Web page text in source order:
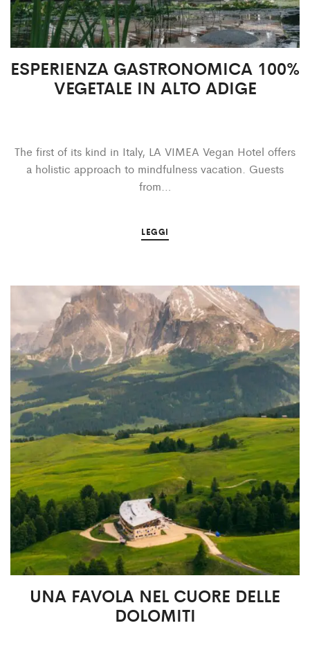
ESPERIENZA GASTRONOMICA 100%
VEGETALE IN ALTO ADIGE
The first of its kind in Italy, LA VIMEA Vegan Hotel offers
a holistic approach to mindfulness vacation. Guests
from…
LEGGI
UNA FAVOLA NEL CUORE DELLE
DOLOMITI